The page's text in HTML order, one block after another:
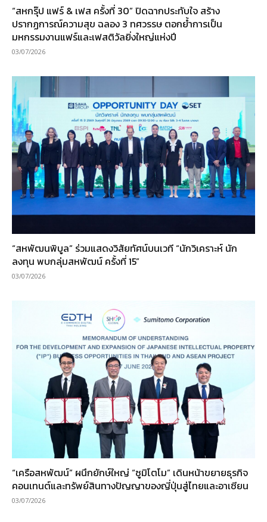
“สหกรุ๊ป แฟร์ & เฟส ครั้งที่ 30” ปิดฉากประทับใจ สร้าง
ปรากฏการณ์ความสุข ฉลอง 3 ทศวรรษ ตอกย้ำการเป็น
มหกรรมงานแฟร์และเฟสติวัลยิ่งใหญ่แห่งปี
03/07/2026
“สหพัฒนพิบูล” ร่วมแสดงวิสัยทัศน์บนเวที “นักวิเคราะห์ นัก
ลงทุน พบกลุ่มสหพัฒน์ ครั้งที่ 15”
03/07/2026
“เครือสหพัฒน์” ผนึกยักษ์ใหญ่ “ซูมิโตโม” เดินหน้าขยายธุรกิจ
คอนเทนต์และทรัพย์สินทางปัญญาของญี่ปุ่นสู่ไทยและอาเซียน
03/07/2026